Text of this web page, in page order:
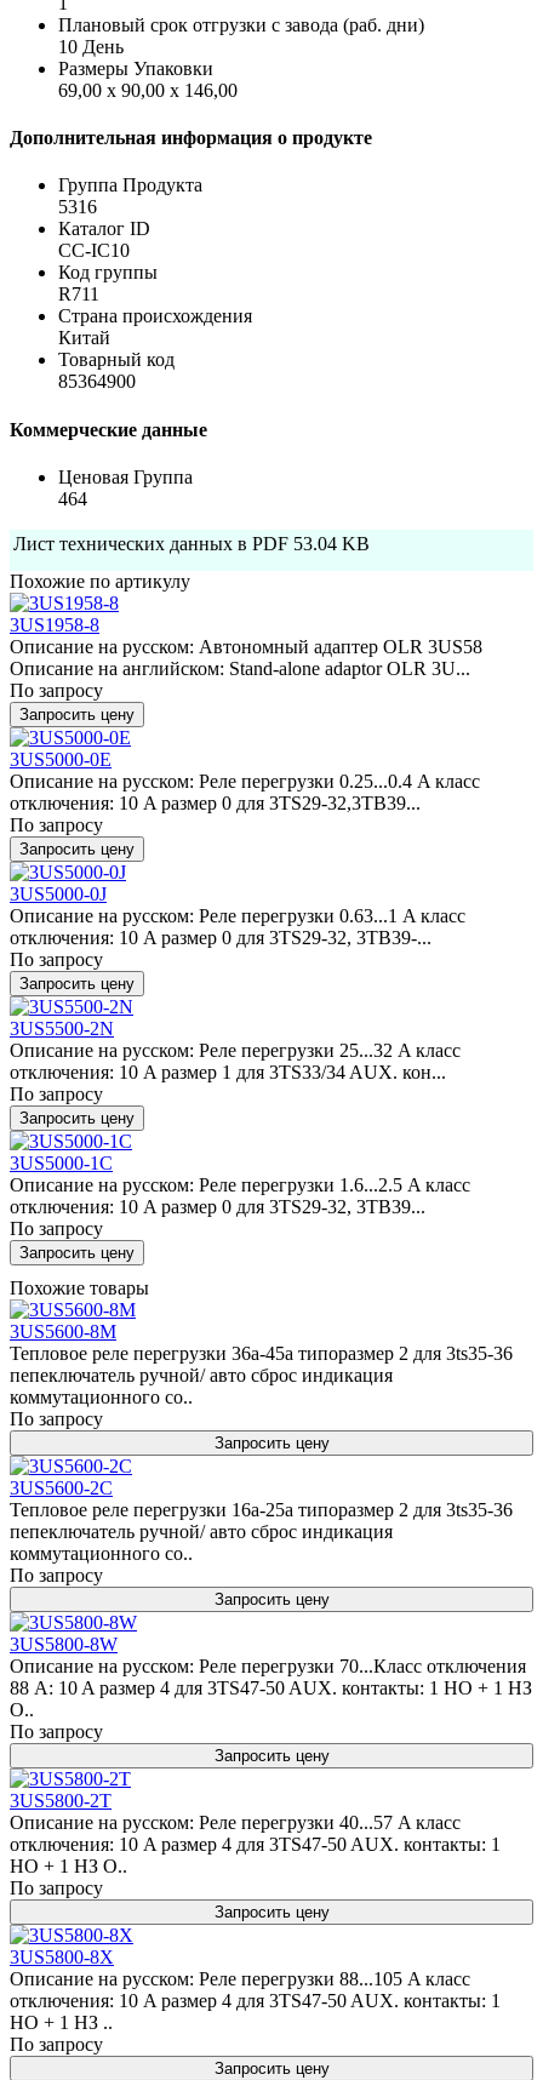
Плановый срок отгрузки с завода (раб. дни)
10 День
Размеры Упаковки
69,00 x 90,00 x 146,00
Дополнительная информация о продукте
Группа Продукта
5316
Каталог ID
CC-IC10
Код группы
R711
Страна происхождения
Китай
Товарный код
85364900
Коммерческие данные
Ценовая Группа
464
Лист технических данных в PDF 53.04 KB
Похожие по артикулу
3US1958-8
Описание на русском: Автономный адаптер OLR 3US58
Описание на английском: Stand-alone adaptor OLR 3U...
По запросу
Запросить цену
3US5000-0E
Описание на русском: Реле перегрузки 0.25...0.4 A класс
отключения: 10 A размер 0 для 3TS29-32,3TB39...
По запросу
Запросить цену
3US5000-0J
Описание на русском: Реле перегрузки 0.63...1 A класс
отключения: 10 A размер 0 для 3TS29-32, 3TB39-...
По запросу
Запросить цену
3US5500-2N
Описание на русском: Реле перегрузки 25...32 A класс
отключения: 10 A размер 1 для 3TS33/34 AUX. кон...
По запросу
Запросить цену
3US5000-1C
Описание на русском: Реле перегрузки 1.6...2.5 A класс
отключения: 10 A размер 0 для 3TS29-32, 3TB39...
По запросу
Запросить цену
Похожие товары
3US5600-8M
Тепловое реле перегрузки 36a-45a типоразмер 2 для 3ts35-36
пепеключатель ручной/ авто сброс индикация
коммутационного со..
По запросу
Запросить цену
3US5600-2C
Тепловое реле перегрузки 16a-25a типоразмер 2 для 3ts35-36
пепеключатель ручной/ авто сброс индикация
коммутационного со..
По запросу
Запросить цену
3US5800-8W
Описание на русском: Реле перегрузки 70...Класс отключения
88 A: 10 A размер 4 для 3TS47-50 AUX. контакты: 1 НО + 1 НЗ
О..
По запросу
Запросить цену
3US5800-2T
Описание на русском: Реле перегрузки 40...57 A класс
отключения: 10 A размер 4 для 3TS47-50 AUX. контакты: 1
НО + 1 НЗ О..
По запросу
Запросить цену
3US5800-8X
Описание на русском: Реле перегрузки 88...105 A класс
отключения: 10 A размер 4 для 3TS47-50 AUX. контакты: 1
НО + 1 НЗ ..
По запросу
Запросить цену